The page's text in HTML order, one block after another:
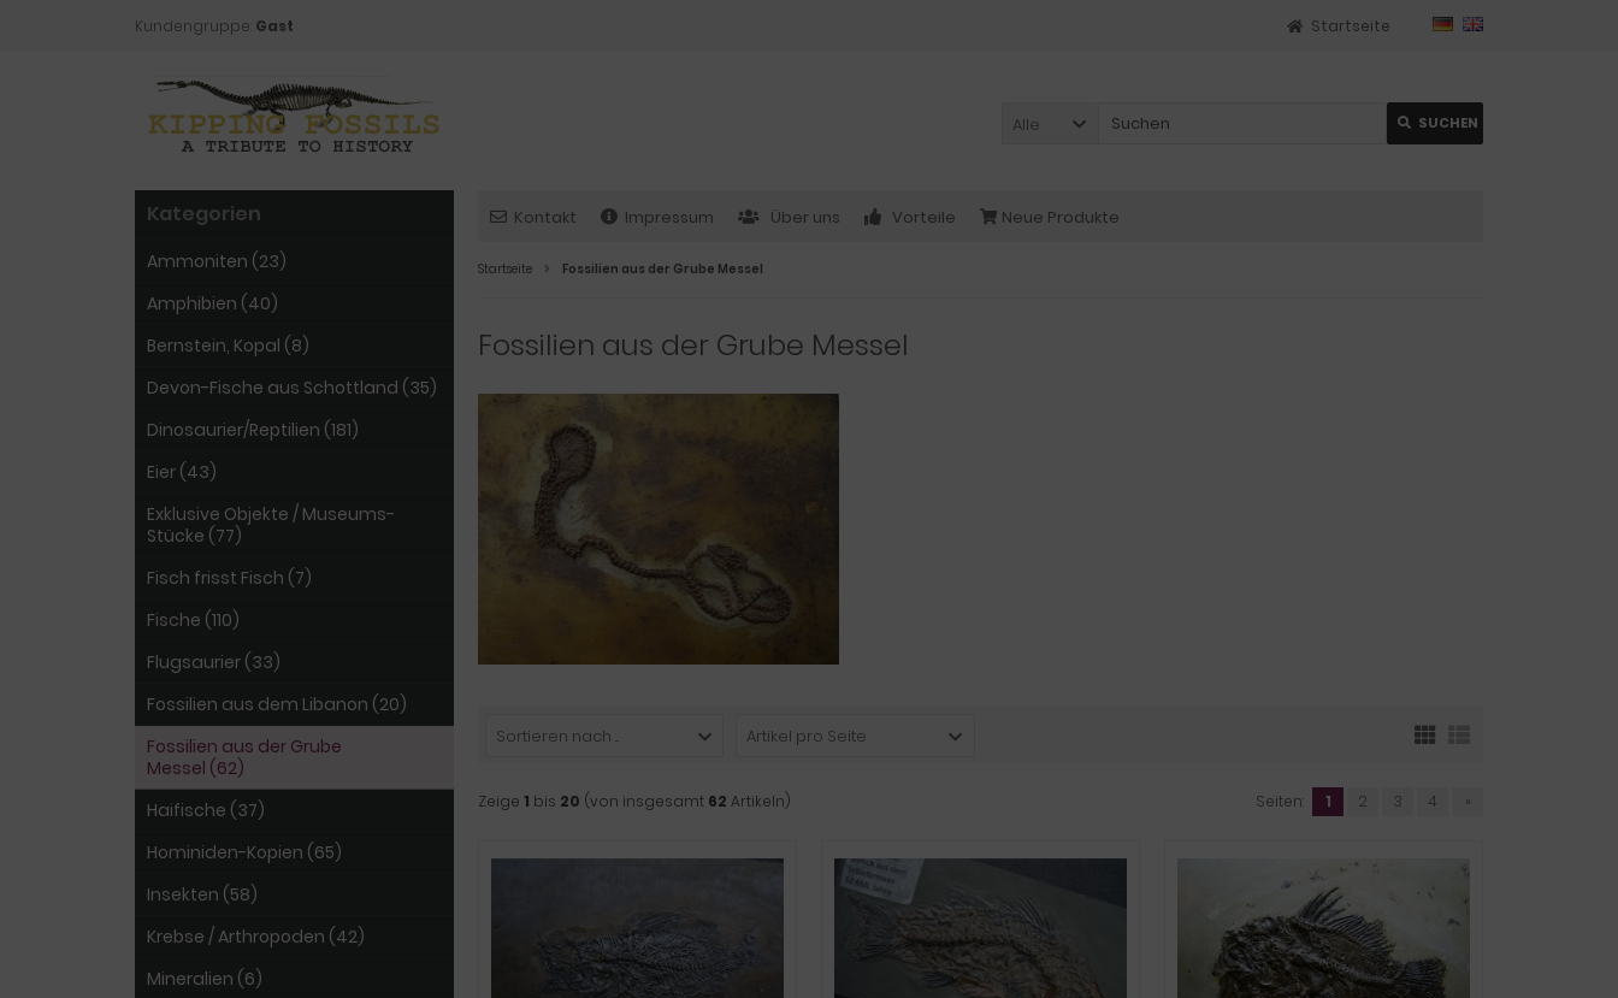
Kundengruppe: Gast Startseite
Alle SUCHEN
Kontakt Impressum Über uns Vorteile Neue Produkte
Startseite Fossilien aus der Grube Messel
Fossilien aus der Grube Messel
Sortieren nach ... Artikel pro Seite
Zeige 1 bis 20 (von insgesamt 62 Artikeln) Seiten: 1 2 3 4 »
Kategorien
Ammoniten (23)
Amphibien (40)
Bernstein, Kopal (8)
Devon-Fische aus Schottland (35)
Dinosaurier/Reptilien (181)
Eier (43)
Exklusive Objekte / Museums-
Stücke (77)
Fisch frisst Fisch (7)
Fische (110)
Flugsaurier (33)
Fossilien aus dem Libanon (20)
Fossilien aus der Grube
Messel (62)
Haifische (37)
Hominiden-Kopien (65)
Insekten (58)
Krebse / Arthropoden (42)
Mineralien (6)